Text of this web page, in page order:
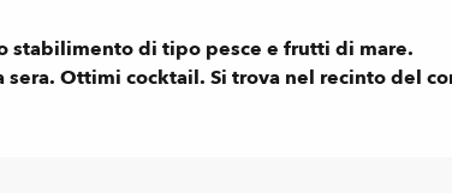
stabilimento di tipo pesce e frutti di mare.
sera. Ottimi cocktail. Si trova nel recinto del